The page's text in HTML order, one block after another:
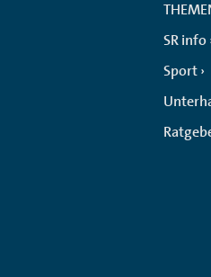
SR info
Sport